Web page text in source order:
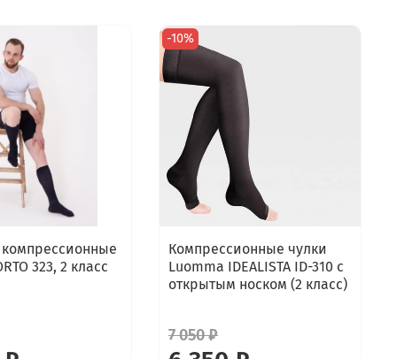
323, 2 класс
-10%
Компрессионные чулки
Luomma IDEALISTA ID-310 с
открытым носком (2 класс)
7 050 ₽